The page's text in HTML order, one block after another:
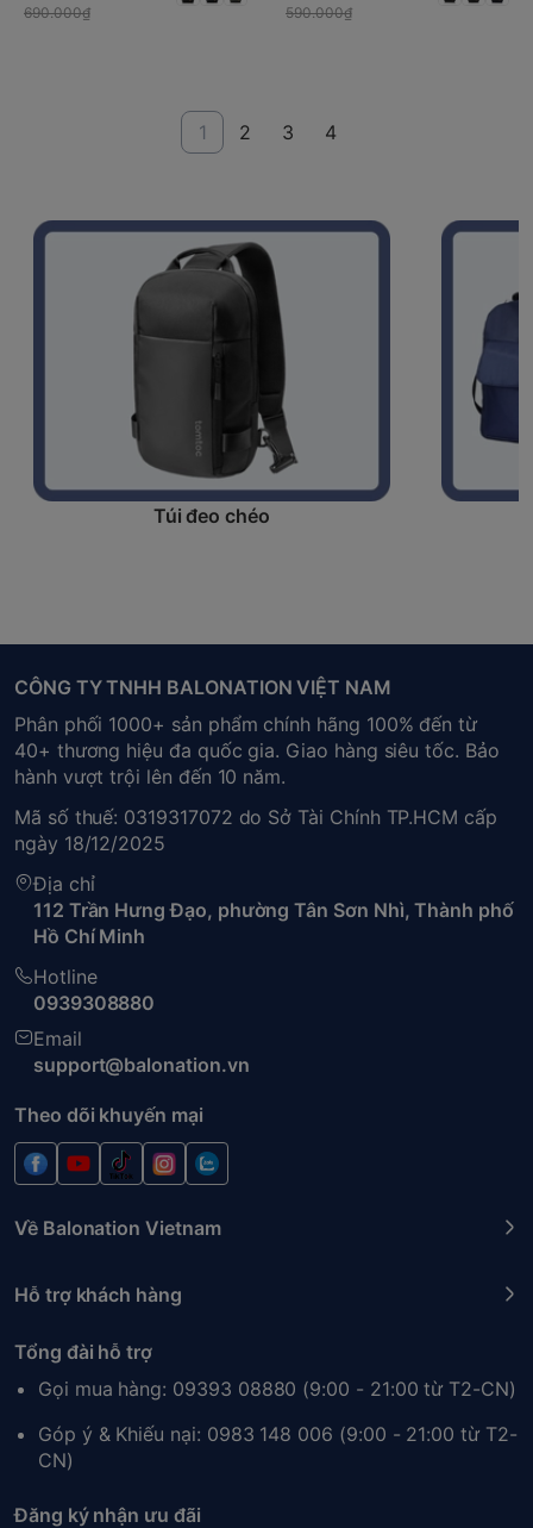
690.000₫ 590.000₫
1 2 3 4
Túi đeo chéo
CÔNG TY TNHH BALONATION VIỆT NAM
Phân phối 1000+ sản phẩm chính hãng 100% đến từ
40+ thương hiệu đa quốc gia. Giao hàng siêu tốc. Bảo
hành vượt trội lên đến 10 năm.
Mã số thuế: 0319317072 do Sở Tài Chính TP.HCM cấp
ngày 18/12/2025
Địa chỉ
112 Trần Hưng Đạo, phường Tân Sơn Nhì, Thành phố
Hồ Chí Minh
Hotline
0939308880
Email
support@balonation.vn
Theo dõi khuyến mại
Về Balonation Vietnam
Hỗ trợ khách hàng
Tổng đài hỗ trợ
Gọi mua hàng: 09393 08880 (9:00 - 21:00 từ T2-CN)
Góp ý & Khiếu nại: 0983 148 006 (9:00 - 21:00 từ T2-
CN)
Đăng ký nhận ưu đãi